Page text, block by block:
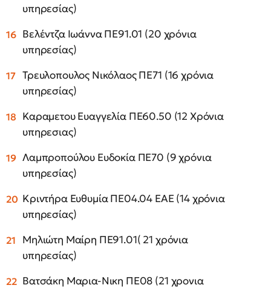
υπηρεσίας)
Βελέντζα Ιωάννα ΠΕ91.01 (20 χρόνια
υπηρεσίας)
Τρευλοπουλος Νικόλαος ΠΕ71 (16 χρόνια
υπηρεσίας)
Καραμετου Ευαγγελία ΠΕ60.50 (12 Χρόνια
υπηρεσιας)
Λαμπροπούλου Ευδοκία ΠΕ70 (9 χρόνια
υπηρεσίας)
Κριντήρα Ευθυμία ΠΕ04.04 ΕΑΕ (14 χρόνια
υπηρεσίας)
Μηλιώτη Μαίρη ΠΕ91.01( 21 χρόνια
υπηρεσίας)
Βατσάκη Μαρια-Νικη ΠΕ08 (21 χρονια